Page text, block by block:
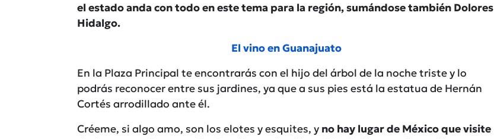
el estado anda con todo en este tema para la región, sumándose también Dolores
Hidalgo.
El vino en Guanajuato
En la Plaza Principal te encontrarás con el hijo del árbol de la noche triste y lo
podrás reconocer entre sus jardines, ya que a sus pies está la estatua de Hernán
Cortés arrodillado ante él.
Créeme, si algo amo, son los elotes y esquites, y no hay lugar de México que visite